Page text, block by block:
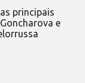
principais
e